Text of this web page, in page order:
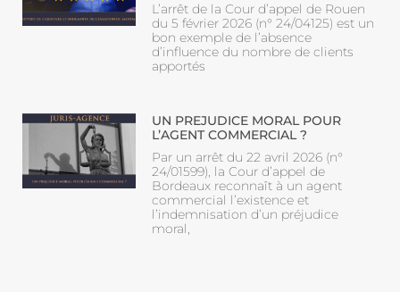
L’arrêt de la Cour d’appel de Rouen
du 5 février 2026 (n° 24/04125) est un
bon exemple de l’absence
d’influence du nombre de clients
apportés
UN PREJUDICE MORAL POUR
L’AGENT COMMERCIAL ?
Par un arrêt du 22 avril 2026 (n°
24/01599), la Cour d’appel de
Bordeaux reconnaît à un agent
commercial l’existence et
l’indemnisation d’un préjudice
moral,